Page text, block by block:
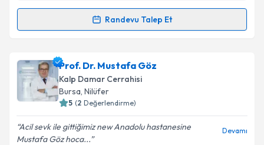
kapsamda işlenmesini kabul ediyorum.
Randevu Talep Et
Randevu Takvimi Talebi
Prof. Dr. Abdulkadir Ercaniçin randevu takvimi
talebi oluşturun. Size bu uzmandan randevu almanız
için bir takvim hazırlandığında e-posta ile
bilgilendireceğiz.
E-posta Adresiniz
Prof. Dr. Mustafa Göz
Kalp Damar Cerrahisi
Bursa, Nilüfer
5 (2 Değerlendirme)
Acil sevk ile gittiğimiz new Anadolu hastanesine
Mustafa Göz hoca...
Devamı